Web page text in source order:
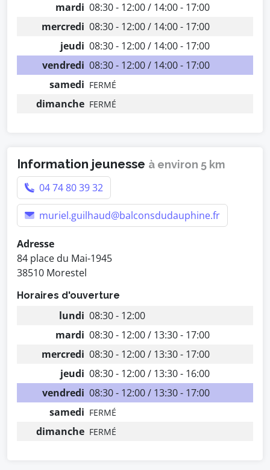
mardi 08:30 - 12:00 / 14:00 - 17:00
mercredi 08:30 - 12:00 / 14:00 - 17:00
jeudi 08:30 - 12:00 / 14:00 - 17:00
vendredi 08:30 - 12:00 / 14:00 - 17:00
samedi FERMÉ
dimanche FERMÉ
Information jeunesse à environ 5 km
04 74 80 39 32
muriel.guilhaud@balconsdudauphine.fr
Adresse
84 place du Mai-1945
38510 Morestel
Horaires d'ouverture
lundi 08:30 - 12:00
mardi 08:30 - 12:00 / 13:30 - 17:00
mercredi 08:30 - 12:00 / 13:30 - 17:00
jeudi 08:30 - 12:00 / 13:30 - 16:00
vendredi 08:30 - 12:00 / 13:30 - 17:00
samedi FERMÉ
dimanche FERMÉ